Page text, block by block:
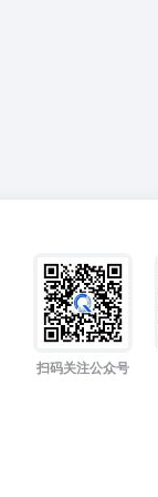
扫码关注公众号